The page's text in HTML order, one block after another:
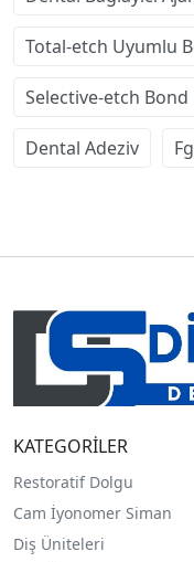
Total-etch Uyumlu
Selective-etch Bond
Dental Adeziv
KATEGORİLER
Restoratif Dolgu
Cam İyonomer Siman
Diş Üniteleri